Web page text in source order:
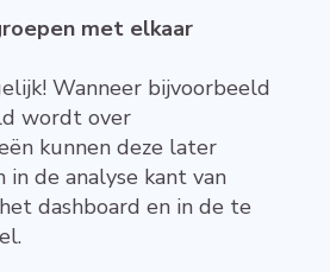
met elkaar
Wanneer bijvoorbeeld
wordt over
kunnen deze later
de analyse kant van
dashboard en in de te